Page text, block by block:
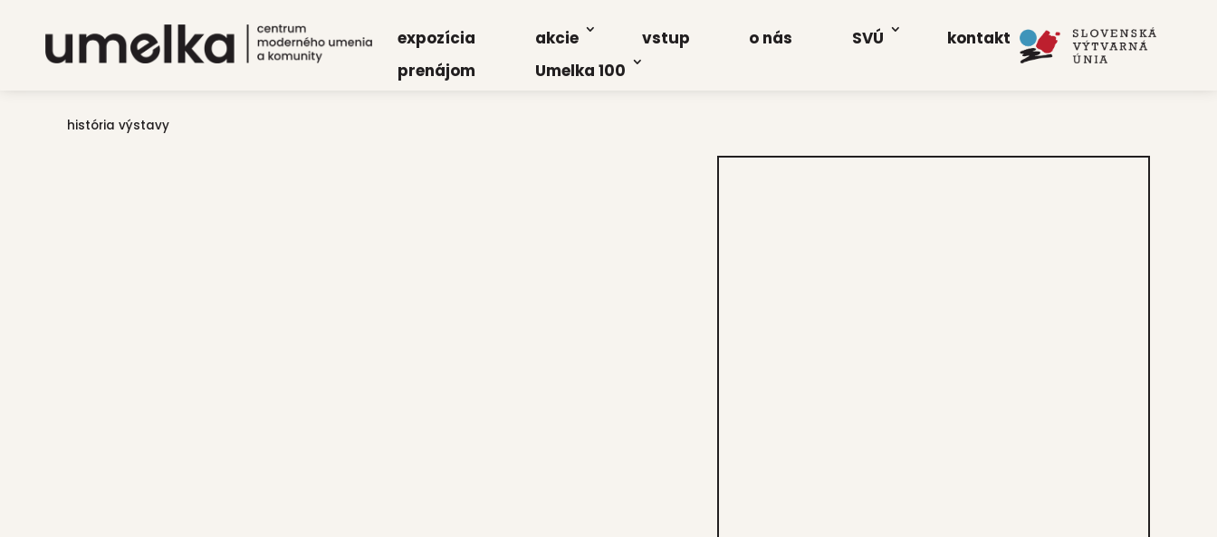
expo­zí­cia akcie vstup o nás SVÚ
kon­takt
pre­ná­jom
Umel­ka 100
história výstavy